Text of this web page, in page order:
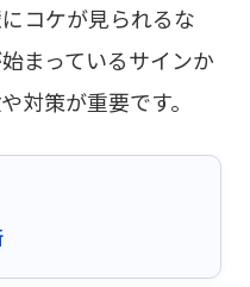
コケが見られるな
まっているサインか
対策が重要です。